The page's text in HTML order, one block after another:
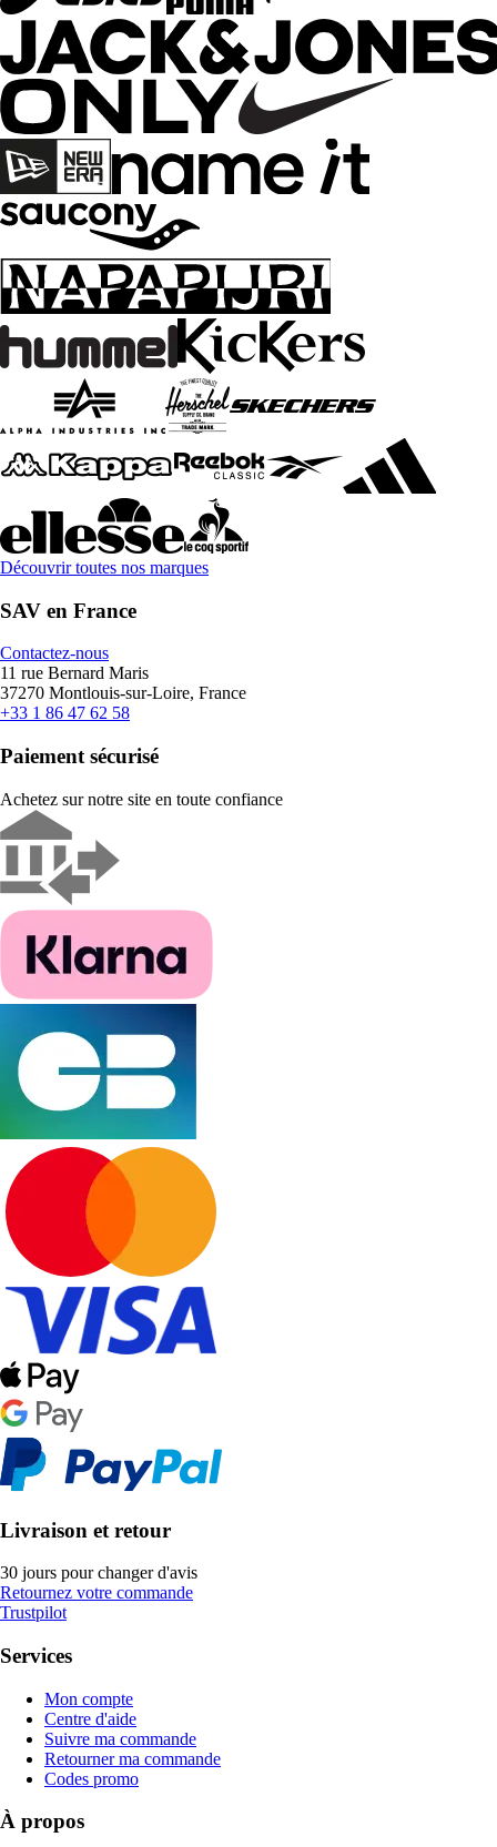
Découvrir toutes nos marques
SAV en France
Contactez-nous
11 rue Bernard Maris
37270 Montlouis-sur-Loire, France
+33 1 86 47 62 58
Paiement sécurisé
Achetez sur notre site en toute confiance
Livraison et retour
30 jours pour changer d'avis
Retournez votre commande
Trustpilot
Services
Mon compte
Centre d'aide
Suivre ma commande
Retourner ma commande
Codes promo
À propos